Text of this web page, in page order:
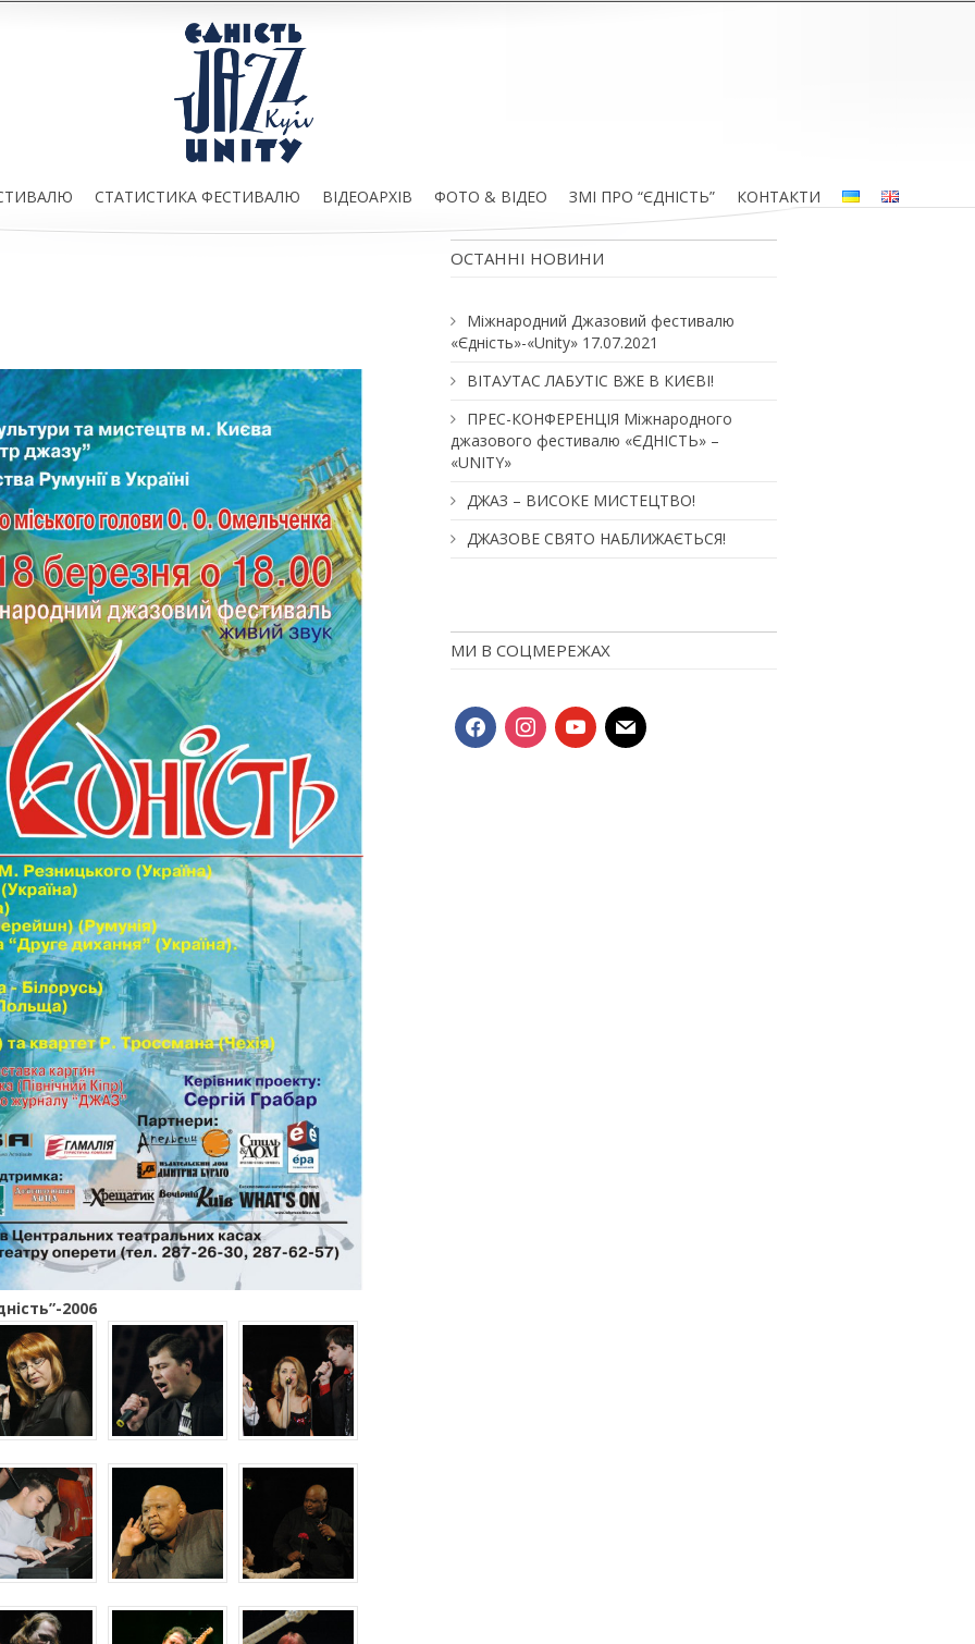
СТАТИСТИКА ФЕСТИВАЛЮ ВІДЕОАРХІВ ФОТО & ВІДЕО ЗМІ ПРО “ЄДНІСТЬ” КОНТАКТИ
2006
ОСТАННІ НОВИНИ
Міжнародний Джазовий фестивалю
«Єдність»-«Unity» 17.07.2021
ВІТАУТАС ЛАБУТІС ВЖЕ В КИЄВІ!
ПРЕС-КОНФЕРЕНЦІЯ Міжнародного
джазового фестивалю «ЄДНІСТЬ» –
«UNITY»
ДЖАЗ – ВИСОКЕ МИСТЕЦТВО!
ДЖАЗОВЕ СВЯТО НАБЛИЖАЄТЬСЯ!
МИ В СОЦМЕРЕЖАХ
facebookinstagramyoutubemail